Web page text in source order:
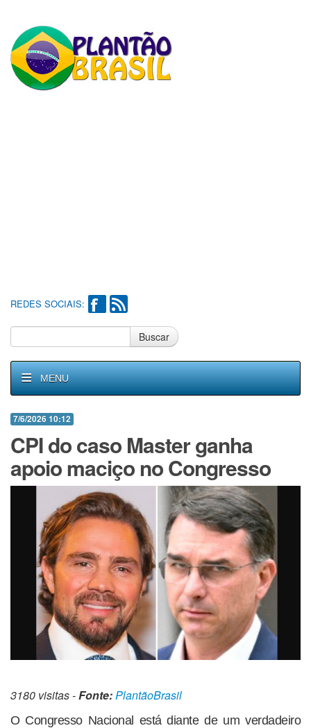
REDES SOCIAIS:
Buscar
MENU
7/6/2026 10:12
CPI do caso Master ganha
apoio maciço no Congresso
3180 visitas -Fonte:PlantãoBrasil
O Congresso Nacional está diante de um verdadeiro